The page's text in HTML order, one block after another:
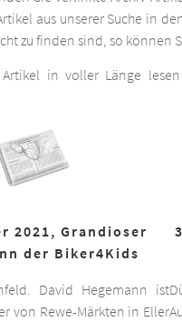
aus unserer Suche in
zu finden sind, so können
in voller Länge lesen
2021, Grandioser
der Biker4Kids
David Hegemann ist
von Rewe-Märkten in Eller